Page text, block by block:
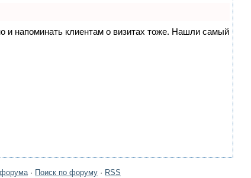
и напоминать клиентам о визитах тоже. Нашли самый
· Поиск по форуму · RSS